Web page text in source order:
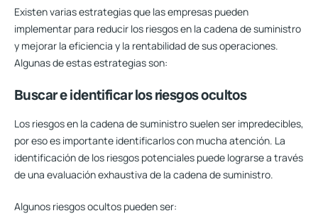
Existen varias estrategias que las empresas pueden
implementar para reducir los riesgos en la cadena de suministro
y mejorar la eficiencia y la rentabilidad de sus operaciones.
Algunas de estas estrategias son:
Buscar e identificar los riesgos ocultos
Los riesgos en la cadena de suministro suelen ser impredecibles,
por eso es importante identificarlos con mucha atención. La
identificación de los riesgos potenciales puede lograrse a través
de una evaluación exhaustiva de la cadena de suministro.
Algunos riesgos ocultos pueden ser: